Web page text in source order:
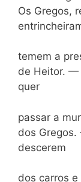
Os Gregos,
temem a
de Heitor. —
quer
passar a
dos
descerem
dos carros e